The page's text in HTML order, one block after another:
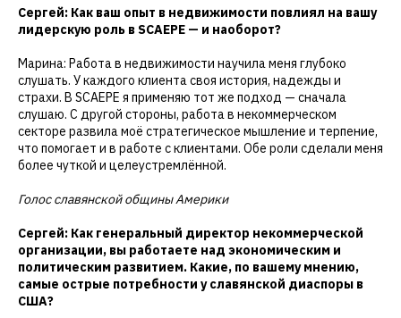
Сергей: Как ваш опыт в недвижимости повлиял на вашу
лидерскую роль в SCAEPE — и наоборот?
Марина: Работа в недвижимости научила меня глубоко
слушать. У каждого клиента своя история, надежды и
страхи. В SCAEPE я применяю тот же подход — сначала
слушаю. С другой стороны, работа в некоммерческом
секторе развила моё стратегическое мышление и терпение,
что помогает и в работе с клиентами. Обе роли сделали меня
более чуткой и целеустремлённой.
Голос славянской общины Америки
Сергей: Как генеральный директор некоммерческой
организации, вы работаете над экономическим и
политическим развитием. Какие, по вашему мнению,
самые острые потребности у славянской диаспоры в
США?